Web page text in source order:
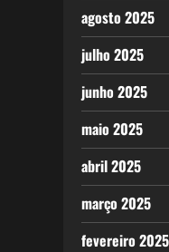
agosto 2025
julho 2025
junho 2025
maio 2025
abril 2025
março 2025
fevereiro 2025